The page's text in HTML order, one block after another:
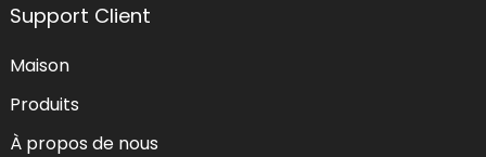
Support Client
Maison
Produits
À propos de nous